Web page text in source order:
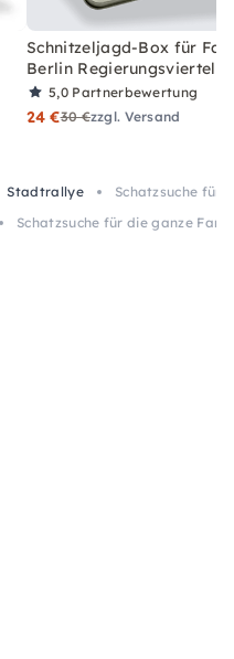
Schnitzeljagd-Box für
Berlin Regierungsviertel
5,0 Partnerbewertung
24 €30 €zzgl. Versand
Stadtrallye
Schatzsuche für
Schatzsuche für die ganze